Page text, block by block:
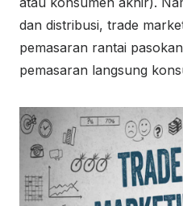
dan distribusi, trade
pemasaran rantai
pemasaran langsung